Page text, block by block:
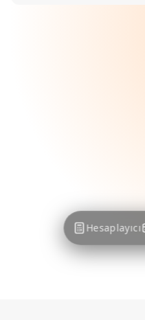
Hesaplayıcı